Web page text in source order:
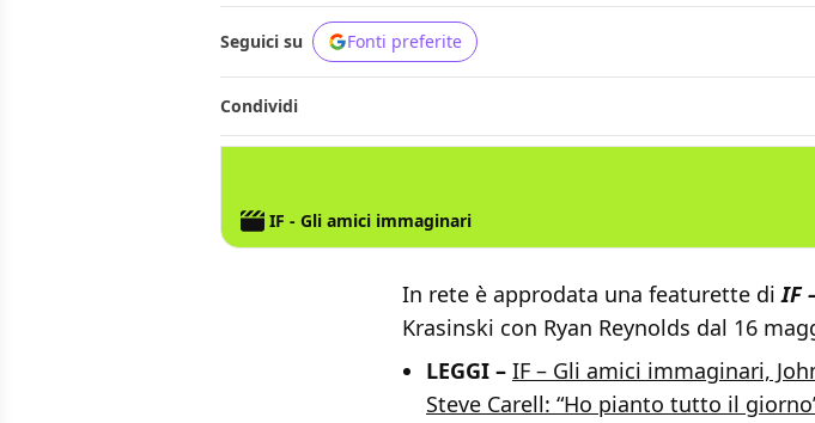
Seguici su Fonti preferite
Condividi
IF - Gli amici immaginari
In rete è approdata una featurette diIF
Krasinski con Ryan Reynolds dal 16
LEGGI – IF – Gli amici immaginari,
Steve Carell: “Ho pianto tutto il